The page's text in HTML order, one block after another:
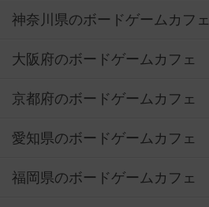
神奈川県のボードゲームカフェ
大阪府のボードゲームカフェ
京都府のボードゲームカフェ
愛知県のボードゲームカフェ
福岡県のボードゲームカフェ